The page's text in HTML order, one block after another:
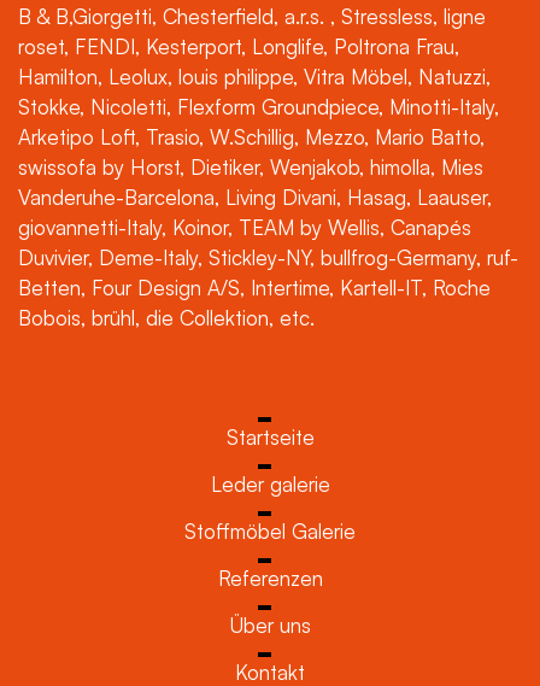
B & B,Giorgetti, Chesterfield, a.r.s. , Stressless, ligne
roset, FENDI, Kesterport, Longlife, Poltrona Frau,
Hamilton, Leolux, louis philippe, Vitra Möbel, Natuzzi,
Stokke, Nicoletti, Flexform Groundpiece, Minotti-Italy,
Arketipo Loft, Trasio, W.Schillig, Mezzo, Mario Batto,
swissofa by Horst, Dietiker, Wenjakob, himolla, Mies
Vanderuhe-Barcelona, Living Divani, Hasag, Laauser,
giovannetti-Italy, Koinor, TEAM by Wellis, Canapés
Duvivier, Deme-Italy, Stickley-NY, bullfrog-Germany, ruf-
Betten, Four Design A/S, Intertime, Kartell-IT, Roche
Bobois, brühl, die Collektion, etc.
Startseite
Leder galerie
Stoffmöbel Galerie
Referenzen
Über uns
Kontakt